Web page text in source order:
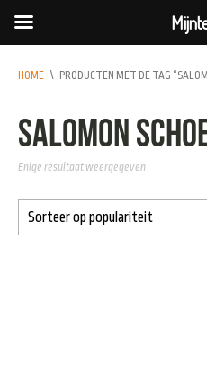
HOME \ PRODUCTEN MET DE TAG
Salomon
Enige resultaat weergegeven